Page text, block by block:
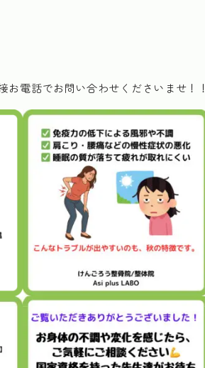
電話でお問い合わせくださいませ！！